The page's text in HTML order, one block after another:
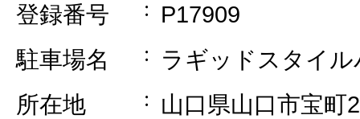
登録番号
P17909
駐車場名
ラギッドスタイ
所在地
山口県山口市宝町